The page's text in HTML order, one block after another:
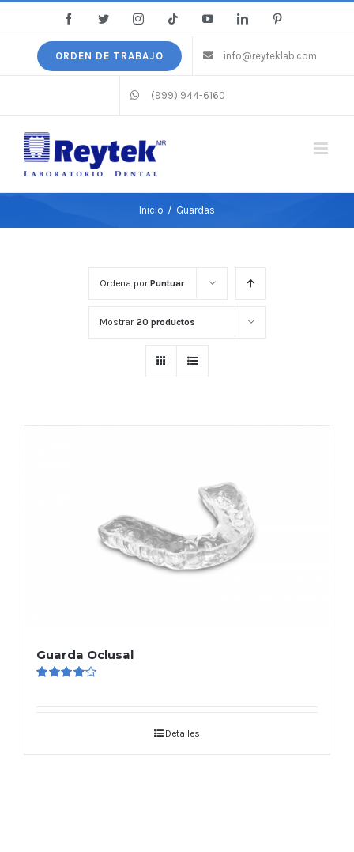
contenido
FacebookTwitter InstagramTiktok YouTubeLinkedIn
ORDEN DE TRABAJO info@reyteklab.com
(999) 944-6160
Inicio / Guardas
Ordena porPuntuar
Mostrar 20 productos
Guarda Oclusal
Detalles